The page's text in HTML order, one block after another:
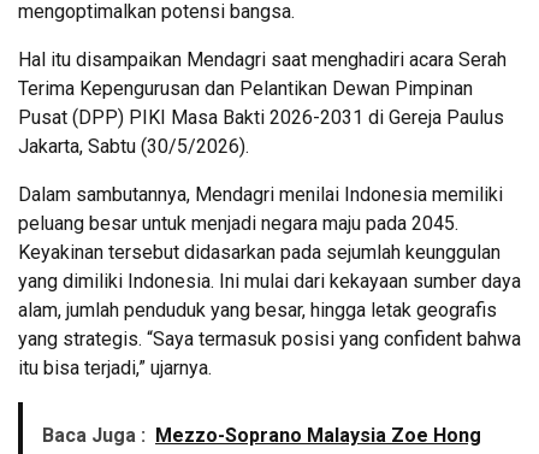
mengoptimalkan potensi bangsa.
Hal itu disampaikan Mendagri saat menghadiri acara Serah
Terima Kepengurusan dan Pelantikan Dewan Pimpinan
Pusat (DPP) PIKI Masa Bakti 2026-2031 di Gereja Paulus
Jakarta, Sabtu (30/5/2026).
Dalam sambutannya, Mendagri menilai Indonesia memiliki
peluang besar untuk menjadi negara maju pada 2045.
Keyakinan tersebut didasarkan pada sejumlah keunggulan
yang dimiliki Indonesia. Ini mulai dari kekayaan sumber daya
alam, jumlah penduduk yang besar, hingga letak geografis
yang strategis. “Saya termasuk posisi yang confident bahwa
itu bisa terjadi,” ujarnya.
Baca Juga : Mezzo-Soprano Malaysia Zoe Hong